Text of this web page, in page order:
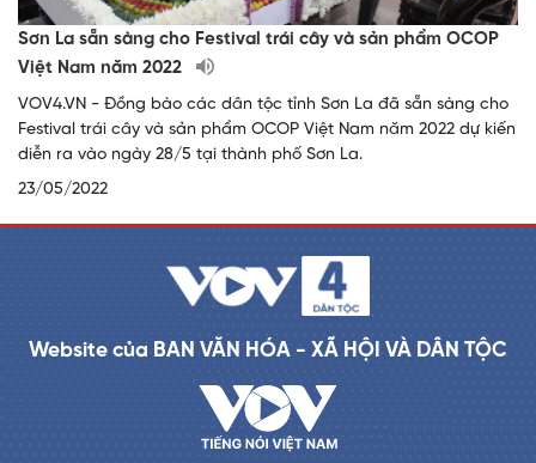
Sơn La sẵn sàng cho Festival trái cây và sản phẩm OCOP
Việt Nam năm 2022
VOV4.VN - Đồng bào các dân tộc tỉnh Sơn La đã sẵn sàng cho
Festival trái cây và sản phẩm OCOP Việt Nam năm 2022 dự kiến
diễn ra vào ngày 28/5 tại thành phố Sơn La.
23/05/2022
Website của BAN VĂN HÓA - XÃ HỘI VÀ DÂN TỘC